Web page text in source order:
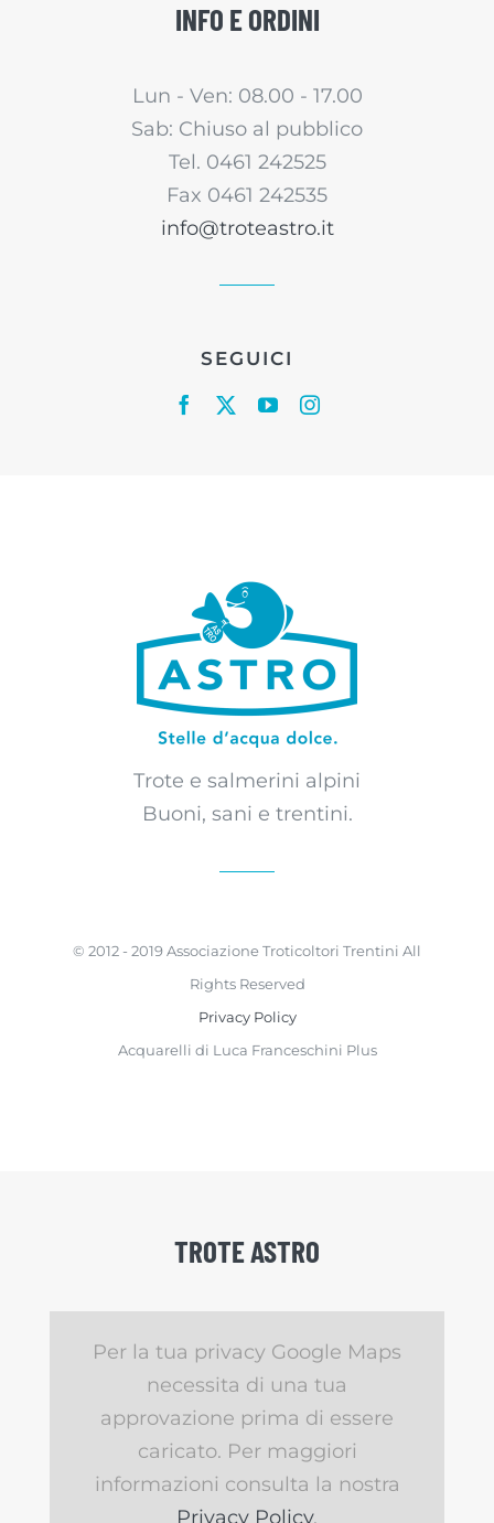
INFO E ORDINI
Lun - Ven: 08.00 - 17.00
Sab: Chiuso al pubblico
Tel. 0461 242525
Fax 0461 242535
info@troteastro.it
SEGUICI
Trote e salmerini alpini
Buoni, sani e trentini.
© 2012 - 2019 Associazione Troticoltori Trentini All
Rights Reserved
Privacy Policy
Acquarelli di Luca Franceschini Plus
TROTE ASTRO
Per la tua privacy Google Maps
necessita di una tua
approvazione prima di essere
caricato. Per maggiori
informazioni consulta la nostra
Privacy Policy.